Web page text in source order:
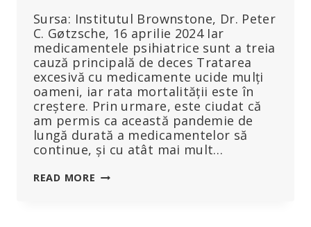
Sursa: Institutul Brownstone, Dr. Peter
C. Gøtzsche, 16 aprilie 2024 Iar
medicamentele psihiatrice sunt a treia
cauză principală de deces Tratarea
excesivă cu medicamente ucide mulți
oameni, iar rata mortalității este în
creștere. Prin urmare, este ciudat că
am permis ca această pandemie de
lungă durată a medicamentelor să
continue, și cu atât mai mult…
READ MORE MEDICAMENTELE